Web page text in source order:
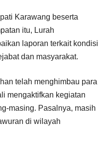
Karawang beserta
itu, Lurah
laporan terkait kondisi
dan masyarakat.
telah menghimbau para
mengaktifkan kegiatan
masing. Pasalnya, masih
di wilayah